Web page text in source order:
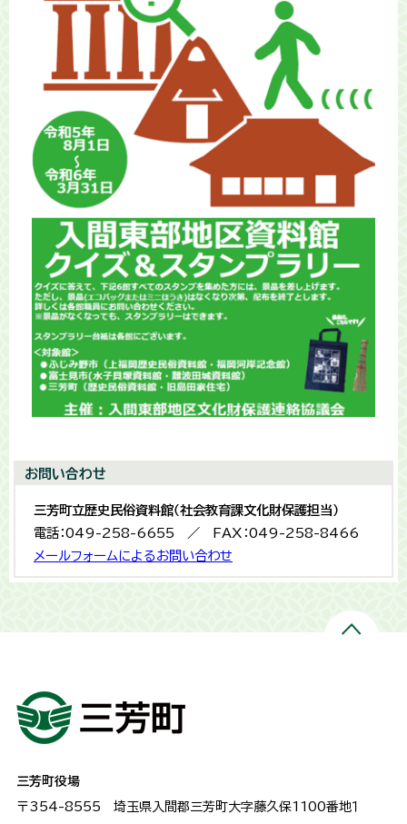
お問い合わせ
三芳町立歴史民俗資料館（社会教育課文化財保護担当）
電話：049-258-6655 ／ FAX：049-258-8466
メールフォームによるお問い合わせ
三芳町役場
〒354-8555 埼玉県入間郡三芳町大字藤久保1100番地１